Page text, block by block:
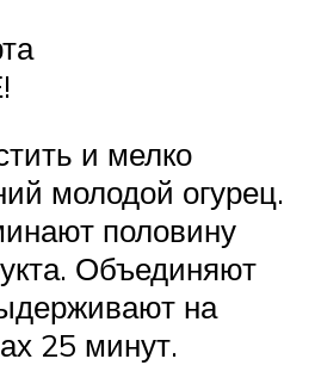
и мелко
молодой огурец.
половину
Объединяют
на
25 минут.